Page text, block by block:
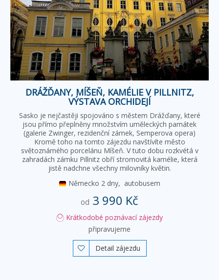
DRÁŽĎANY, MÍŠEŇ, KAMÉLIE V PILLNITZ,
VÝSTAVA ORCHIDEJÍ
Sasko je nejčastěji spojováno s městem Drážďany, které
jsou přímo přeplněny množstvím uměleckých památek
(galerie Zwinger, rezidenční zámek, Semperova opera)
Kromě toho na tomto zájezdu navštívíte město
světoznámého porcelánu Míšeň. V tuto dobu rozkvétá v
zahradách zámku Pillnitz obří stromovitá kamélie, která
jistě nadchne všechny milovníky květin.
Německo 2 dny, autobusem
od 3 990 Kč
Krátkodobé poznávací zájezdy
připravujeme
 Detail zájezdu